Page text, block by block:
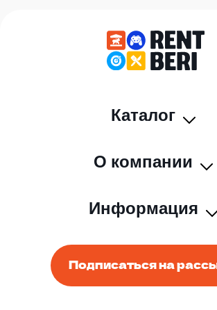
Каталог
О компании
Информация
Подписаться на